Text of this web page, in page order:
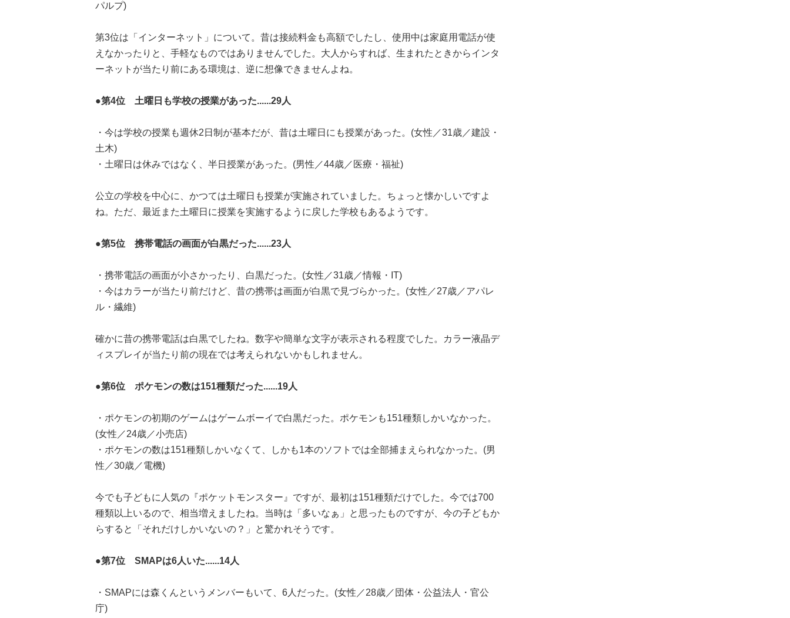
パルプ)
第3位は「インターネット」について。昔は接続料金も高額でしたし、使用中は家庭用電話が使
えなかったりと、手軽なものではありませんでした。大人からすれば、生まれたときからインタ
ーネットが当たり前にある環境は、逆に想像できませんよね。
●第4位 土曜日も学校の授業があった......29人
・今は学校の授業も週休2日制が基本だが、昔は土曜日にも授業があった。(女性／31歳／建設・
土木)
・土曜日は休みではなく、半日授業があった。(男性／44歳／医療・福祉)
公立の学校を中心に、かつては土曜日も授業が実施されていました。ちょっと懐かしいですよ
ね。ただ、最近また土曜日に授業を実施するように戻した学校もあるようです。
●第5位 携帯電話の画面が白黒だった......23人
・携帯電話の画面が小さかったり、白黒だった。(女性／31歳／情報・IT)
・今はカラーが当たり前だけど、昔の携帯は画面が白黒で見づらかった。(女性／27歳／アパレ
ル・繊維)
確かに昔の携帯電話は白黒でしたね。数字や簡単な文字が表示される程度でした。カラー液晶デ
ィスプレイが当たり前の現在では考えられないかもしれません。
●第6位 ポケモンの数は151種類だった......19人
・ポケモンの初期のゲームはゲームボーイで白黒だった。ポケモンも151種類しかいなかった。
(女性／24歳／小売店)
・ポケモンの数は151種類しかいなくて、しかも1本のソフトでは全部捕まえられなかった。(男
性／30歳／電機)
今でも子どもに人気の『ポケットモンスター』ですが、最初は151種類だけでした。今では700
種類以上いるので、相当増えましたね。当時は「多いなぁ」と思ったものですが、今の子どもか
らすると「それだけしかいないの？」と驚かれそうです。
●第7位 SMAPは6人いた......14人
・SMAPには森くんというメンバーもいて、6人だった。(女性／28歳／団体・公益法人・官公
庁)